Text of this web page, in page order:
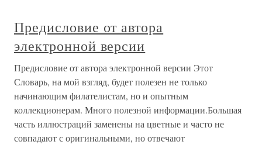
Предисловие от автора
электронной версии
Предисловие от автора электронной версии Этот
Словарь, на мой взгляд, будет полезен не только
начинающим филателистам, но и опытным
коллекционерам. Много полезной информации.Большая
часть иллюстраций заменены на цветные и часто не
совпадают с оригинальными, но отвечают